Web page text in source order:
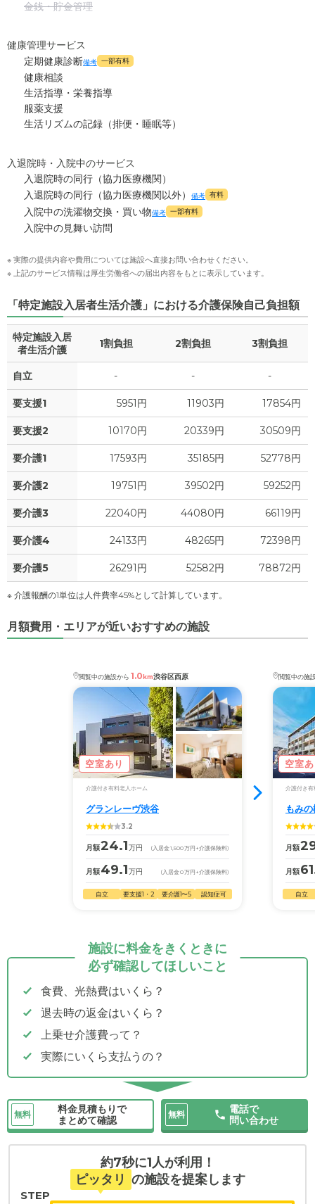
金銭・貯金管理
健康管理サービス
定期健康診断備考 一部有料
健康相談
生活指導・栄養指導
服薬支援
生活リズムの記録（排便・睡眠等）
入退院時・入院中のサービス
入退院時の同行（協力医療機関）
入退院時の同行（協力医療機関以外）
備考 有料
入院中の洗濯物交換・買い物備考 一部有料
入院中の見舞い訪問
※ 実際の提供内容や費用については施設へ直接お問い合わせください。
※ 上記のサービス情報は厚生労働省への届出内容をもとに表示しています。
「特定施設入居者生活介護」における介護保険自己負担額
特定施設入居
者生活介護
1割負担 2割負担 3割負担
自立 - - -
要支援1 5951円 11903円 17854円
要支援2 10170円 20339円 30509円
要介護1 17593円 35185円 52778円
要介護2 19751円 39502円 59252円
要介護3 22040円 44080円 66119円
要介護4 24133円 48265円 72398円
要介護5 26291円 52582円 78872円
※ 介護報酬の1単位は人件費率45%として計算しています。
月額費用・エリアが近いおすすめの施設
閲覧中の施設から 1.0km渋谷区西原
空室あり
介護付き有料老人ホーム
グランレーヴ渋谷
3.2
月額24.1万円 (入居金1,500万円 +介護保険料)
月額49.1万円 (入居金0万円 +介護保険料)
自立 要支援1・2 要介護1〜5 認知症可
閲覧中の施
空室
介護付き有
もみ
月額
月額
自立
施設に料金をきくときに
必ず確認してほしいこと
食費、光熱費はいくら？
退去時の返金はいくら？
上乗せ介護費って？
実際にいくら支払うの？
無料
料金見積もりで
まとめて確認
無料
電話で
問い合わせ
約7秒に1人が利用！
ピッタリ の施設を提案します
STEP